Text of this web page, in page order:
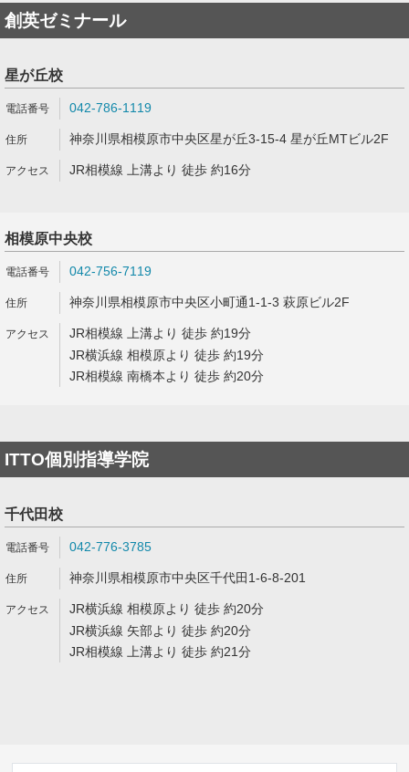
創英ゼミナール
星が丘校
042-786-1119
神奈川県相模原市中央区星が丘3-15-4 星が丘MTビル2F
JR相模線 上溝より 徒歩 約16分
相模原中央校
042-756-7119
神奈川県相模原市中央区小町通1-1-3 萩原ビル2F
JR相模線 上溝より 徒歩 約19分
JR横浜線 相模原より 徒歩 約19分
JR相模線 南橋本より 徒歩 約20分
ITTO個別指導学院
千代田校
042-776-3785
神奈川県相模原市中央区千代田1-6-8-201
JR横浜線 相模原より 徒歩 約20分
JR横浜線 矢部より 徒歩 約20分
JR相模線 上溝より 徒歩 約21分